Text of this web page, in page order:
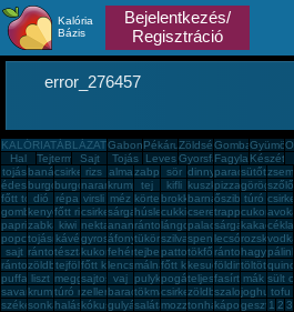
Kalória
Bázis
Bejelentkezés/
Regisztráció
error_276457
KALÓRIATÁBLÁZATGabona, mag, örlemény
Pékáru, édesség, sütemény,
Zöldség, fűszer
Gomba
Hal
TejtermékSajt Tojás Leves Gyorsfagyasztott,
Fagylalt,Készétel
tojás banáncsirkemell
rizs alma zabpehely
sör dinnyeparadicsom
sütőtök
édesburgonya
burgonyaburgonyanarancskrumplitej kifli kuszkusz
pizza szőlő
főtt tojás
dió répa virsli méz körte brokkolibarnarizsőszibarack
túró
gombakenyérfőtt rizscsirkemájsárgarépa
húslevescukkinicseresznyetrappista sajt
cukor
paprikazabkása
kiwi nektarinananászrántott hús
lángospalacsintasárgabarack
kakaóscékla
popcorntojásrántotta
kávégyrosáfonyatükörtojás
szilvaspenótlecsó
sajt rántott csirkemell
tésztakukoricafehér kenyér
tejbegrízpattogatott kukorica
tökfőzelék
rántottahagyma
rántott sajt
zöldbabtejfölfőtt kukorica
lencsefőzelék
málnafőtt krumpli
kesudióföldimogyoró
töltött
puffasztott rizs
liszt meggysajtos pogácsa
vaj pulykamell
pogácsateljes kiőrlésû kenyér
fasírt mák sült
savanyú káposzta
krumplipüré
túró rudizellerbaracktökmagcsirkemell sonka
zöldbabfőzelék
szalonnajoghurttofu
székelykáposzta
sonkahalászlékókuszreszelék
gulyásleves
salátamozzarella
tonhalkáposztagesztenye
1 2 3